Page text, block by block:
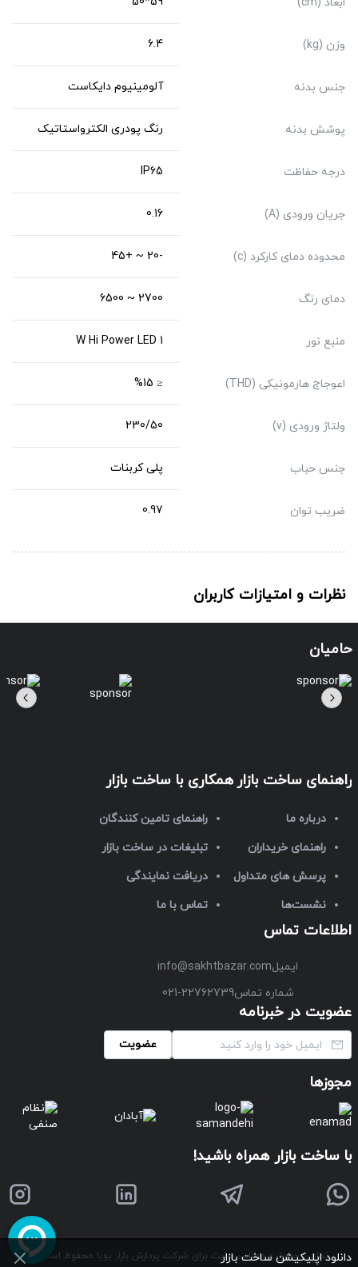
وزن (kg) 6.4
جنس بدنه آلومینیوم دایکاست
پوشش بدنه رنگ پودری الکترواستاتیک
درجه حفاظت IP65
جریان ورودی (A) 0.16
محدوده دمای کارکرد (c) -20 ~ +45
دمای رنگ 2700 ~ 6500
منبع نور 1 W Hi Power LED
اعوجاج هارمونیکی (THD) ≤ %15
ولتاژ ورودی (v) 230/50
جنس حباب پلی کربنات
ضریب توان 0.97
نظرات و امتیازات کاربران
دانلود اپلیکیشن ساخت بازار
حامیان
راهنمای ساخت بازار
درباره ما
راهنمای خریداران
پرسش های متداول
نشست‌ها
همکاری با ساخت بازار
راهنمای تامین کنندگان
تبلیغات در ساخت بازار
دریافت نمایندگی
تماس با ما
اطلاعات تماس
ایمیلinfo@sakhtbazar.com
شماره تماس021-22762739
عضویت در خبرنامه
عضویت
مجوزها
با ساخت بازار همراه باشید!
تمامی حقوق و مطالب سایت برای شرکت پردازش بازار پویا محفوظ است ©